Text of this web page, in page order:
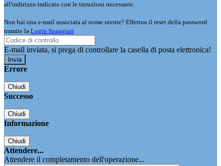
all'indirizzo indicato con le istruzioni necessarie.
Non hai una e-mail associata al nome utente? Effettua il reset della password
tramite la Login Spaggiari
E-mail inviata, si prega di controllare la casella di posta elettronica!
Errore
Chiudi
Successo
Chiudi
Informazione
Chiudi
Attendere...
Attendere il completamento dell'operazione...